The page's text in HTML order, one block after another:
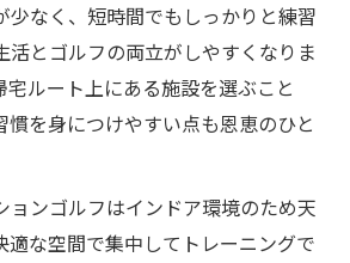
少なく、短時間でもしっかりと練習
活とゴルフの両立がしやすくなりま
ルート上にある施設を選ぶこと
慣を身につけやすい点も恩恵のひと
ョンゴルフはインドア環境のため天
適な空間で集中してトレーニングで